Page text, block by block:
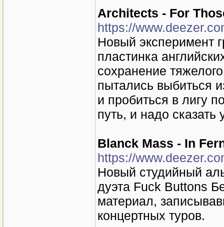
Architects - For
https://
Новый эксперимент
пластинка
сохранение
пытались выбиться
и пробиться в лигу
путь, и надо
Blanck Mass - In
https://
Новый студийный
дуэта Fuck Buttons
материал,
концертных туров.